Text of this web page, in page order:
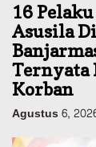
16
Asusila
Ternyata
Korban
Agustus 6,